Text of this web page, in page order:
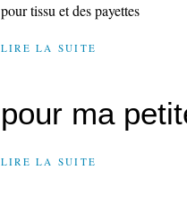
pour tissu et des payettes
LIRE LA SUITE
pour ma
LIRE LA SUITE